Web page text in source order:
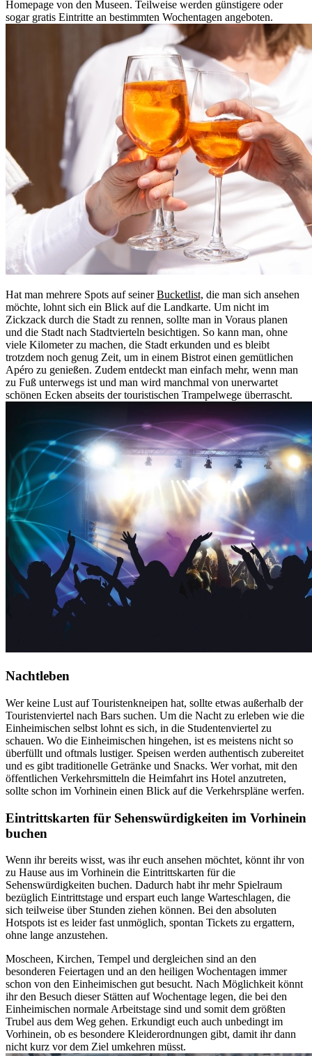
Homepage von den Museen. Teilweise werden günstigere oder
sogar gratis Eintritte an bestimmten Wochentagen angeboten.
Hat man mehrere Spots auf seinerBucketlist, die man sich ansehen
möchte, lohnt sich ein Blick auf die Landkarte. Um nicht im
Zickzack durch die Stadt zu rennen, sollte man in Voraus planen
und die Stadt nach Stadtvierteln besichtigen. So kann man, ohne
viele Kilometer zu machen, die Stadt erkunden und es bleibt
trotzdem noch genug Zeit, um in einem Bistrot einen gemütlichen
Apéro zu genießen. Zudem entdeckt man einfach mehr, wenn man
zu Fuß unterwegs ist und man wird manchmal von unerwartet
schönen Ecken abseits der touristischen Trampelwege überrascht.
Nachtleben
Wer keine Lust auf Touristenkneipen hat, sollte etwas außerhalb der
Touristenviertel nach Bars suchen. Um die Nacht zu erleben wie die
Einheimischen selbst lohnt es sich, in die Studentenviertel zu
schauen. Wo die Einheimischen hingehen, ist es meistens nicht so
überfüllt und oftmals lustiger. Speisen werden authentisch zubereitet
und es gibt traditionelle Getränke und Snacks. Wer vorhat, mit den
öffentlichen Verkehrsmitteln die Heimfahrt ins Hotel anzutreten,
sollte schon im Vorhinein einen Blick auf die Verkehrspläne werfen.
Eintrittskarten für Sehenswürdigkeiten im Vorhinein
buchen
Wenn ihr bereits wisst, was ihr euch ansehen möchtet, könnt ihr von
zu Hause aus im Vorhinein die Eintrittskarten für die
Sehenswürdigkeiten buchen. Dadurch habt ihr mehr Spielraum
bezüglich Eintrittstage und erspart euch lange Warteschlagen, die
sich teilweise über Stunden ziehen können. Bei den absoluten
Hotspots ist es leider fast unmöglich, spontan Tickets zu ergattern,
ohne lange anzustehen.
Moscheen, Kirchen, Tempel und dergleichen sind an den
besonderen Feiertagen und an den heiligen Wochentagen immer
schon von den Einheimischen gut besucht. Nach Möglichkeit könnt
ihr den Besuch dieser Stätten auf Wochentage legen, die bei den
Einheimischen normale Arbeitstage sind und somit dem größten
Trubel aus dem Weg gehen. Erkundigt euch auch unbedingt im
Vorhinein, ob es besondere Kleiderordnungen gibt, damit ihr dann
nicht kurz vor dem Ziel umkehren müsst.